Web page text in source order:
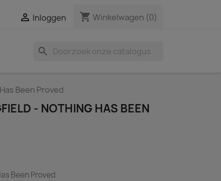
 Inloggen shopping_cart Winkelwagen (0)
search
Been Proved
- NOTHING HAS BEEN
Been Proved